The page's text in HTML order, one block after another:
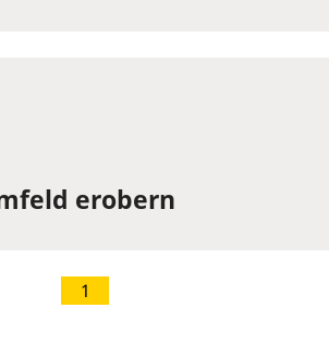
erobern
1